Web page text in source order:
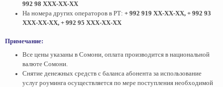
992 98 ХХХ-ХХ-ХХ
На номера других операторов в РТ: + 992 919 ХХ-ХХ-ХХ, + 992 93
XХХ-ХХ-ХХ, + 992 95 ХХХ-ХХ-ХХ
Примечание:
Все цены указаны в Сомони, оплата производится в национальной
валюте Сомони.
Снятие денежных средств с баланса абонента за использование
услуг роуминга осуществляется по мере поступления необходимой